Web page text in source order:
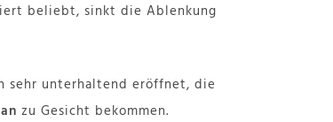
beliebt, sinkt die Ablenkung
sehr unterhaltend eröffnet, die
zu Gesicht bekommen.